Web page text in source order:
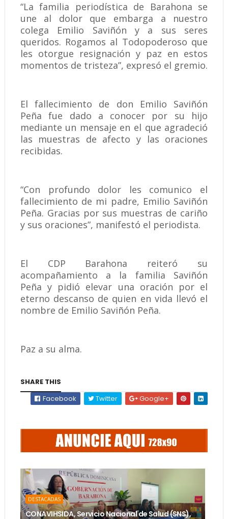
“La familia periodística de Barahona se
une al dolor que embarga a nuestro
colega Emilio Saviñón y a sus seres
queridos. Rogamos al Todopoderoso que
les otorgue resignación y paz en estos
momentos de tristeza”, expresó el gremio.
El fallecimiento de don Emilio Saviñón
Peña fue dado a conocer por su hijo
mediante un mensaje en el que agradeció
las muestras de afecto y las oraciones
recibidas.
“Con profundo dolor les comunico el
fallecimiento de mi padre, Emilio Saviñón
Peña. Gracias por sus muestras de cariño
y sus oraciones”, manifestó el periodista.
El CDP Barahona reiteró su
acompañamiento a la familia Saviñón
Peña y pidió elevar una oración por el
eterno descanso de quien en vida llevó el
nombre de Emilio Saviñón Peña.
Paz a su alma.
SHARE THIS
Facebook
Twitter Google+
DESTACADAS
CONAVIHSIDA, Servicio Nacional de Salud (SNS),